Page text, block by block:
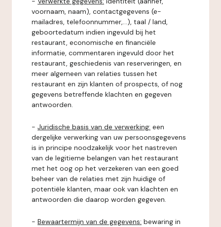
voornaam, naam), contactgegevens (e-
mailadres, telefoonnummer,...), taal / land,
geboortedatum indien ingevuld bij het
restaurant, economische en financiële
informatie, commentaren ingevuld door het
restaurant, geschiedenis van reserveringen, en
meer algemeen van relaties tussen het
restaurant en zijn klanten of prospects, of nog
gegevens betreffende klachten en gegeven
antwoorden.
- Juridische basis van de verwerking: een
dergelijke verwerking van uw persoonsgegevens
is in principe noodzakelijk voor het nastreven
van de legitieme belangen van het restaurant
met het oog op het verzekeren van een goed
beheer van de relaties met zijn huidige of
potentiële klanten, maar ook van klachten en
antwoorden die daarop worden gegeven.
- Bewaartermijn van de gegevens: bewaring in